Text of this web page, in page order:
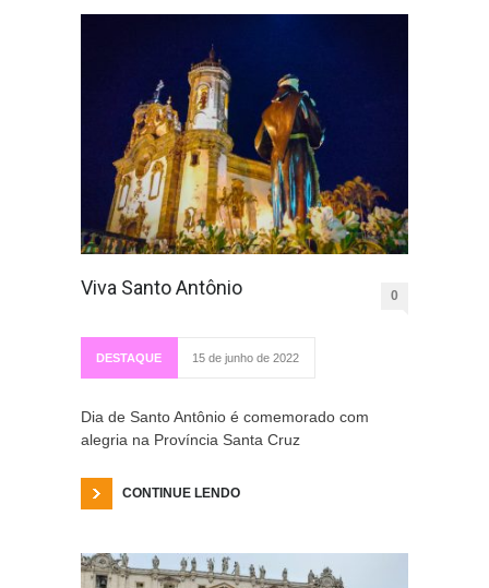
Viva Santo Antônio 0
DESTAQUE 15 de junho de 2022
Dia de Santo Antônio é comemorado com
alegria na Província Santa Cruz
CONTINUE LENDO